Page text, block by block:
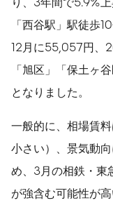
「西谷駅」駅徒歩
12月に55,057円、
「旭区」「保土ヶ
となりました。
一般的に、相場賃
小さい）、景気動
め、3月の相鉄・東
が強含む可能性が